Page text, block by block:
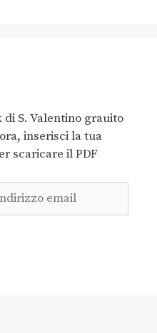
S. Valentino grauito
inserisci la tua
scaricare il PDF